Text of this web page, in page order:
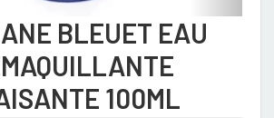
BLEUET EAU
100ML